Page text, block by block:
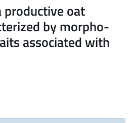
productive oat
by morpho-
associated with